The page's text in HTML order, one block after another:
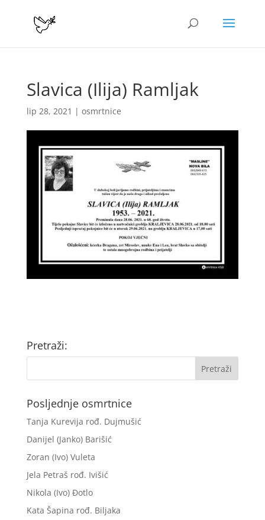
Slavica (Ilija) Ramljak
lip 28, 2021 | osmrtnice
Pretraži:
Posljednje osmrtnice
Tanja Kurevija rođ. Dujmušić
Danijel (Janko) Barišić
Zoran (Ivo) Vuleta
Jela Petraš rođ. Ivišić
Nikola (Ivo) Đotlo
Kata Šapina rođ. Biljaka